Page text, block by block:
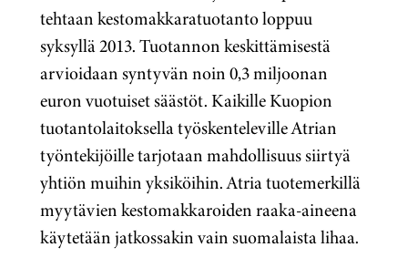
tehtaan kestomakkaratuotanto loppuu
syksyllä 2013. Tuotannon keskittämisestä
arvioidaan syntyvän noin 0,3 miljoonan
euron vuotuiset säästöt. Kaikille Kuopion
tuotantolaitoksella työskenteleville Atrian
työntekijöille tarjotaan mahdollisuus siirtyä
yhtiön muihin yksiköihin. Atria tuotemerkillä
myytävien kestomakkaroiden raaka-aineena
käytetään jatkossakin vain suomalaista lihaa.